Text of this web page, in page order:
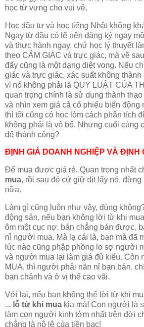
học từ vựng cho vui vẻ.
Học đầu tư và học tiếng Nhật không
Ngay từ đầu có lẽ nên đăng ký ngay
và thực hành ngay, chứ học lý thuyết
theo CẢM GIÁC và trực giác, mà về
đấy cũng là một dạng diệt vong. Nếu
giác và trực giác, xác suất không
vì nó không phải là QUY LUẬT CỦA
quan trọng chính là sử dụng thành
và nhìn xem giá cả cổ phiếu biến động
thì tôi cũng có học lỏm cách phân tích
không phải là vô bổ. Nhưng cuối cùng
để thành công?
ĐỊNH GIÁ DOANH NGHIỆP VÀ ĐỊNH
Để mua được giá rẻ. Quan trọng nhất
mua, rồi sau đó cứ giữ dịt lấy nó,
nữa.
Làm gì cũng luôn như vậy, đúng
động sản, nếu bạn không lời từ khi
ôm một cục nợ, bán chẳng bán được,
nỉ người mua. Mà lạ cái là, bạn mà đã
lúc nào cũng phập phồng lo sợ người
và người mua lại làm giá đủ kiểu. Còn
MUA, thì người phải năn nỉ bạn bán,
bạn chảnh và ở vị thế cao vãi.
Với lại, nếu bạn không thể lời từ khi
... lỗ từ khi mua kia mà! Con người là
làm con người kinh tởm nhất trên đời
chẳng là nô lệ của tiền bạc!